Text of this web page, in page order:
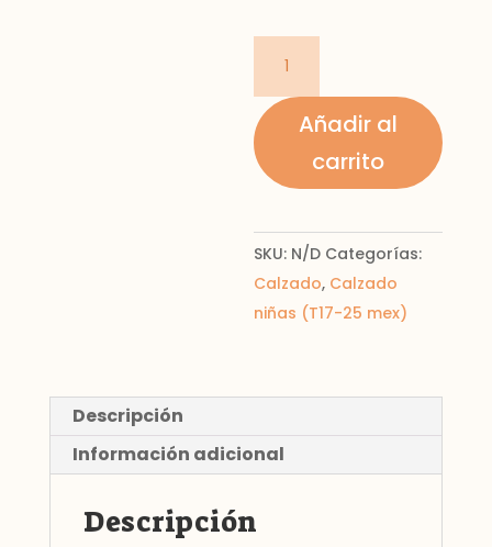
destalonada
cantidadAñadir al
carrito
SKU: N/D Categorías:
Calzado, Calzado
niñas (T17-25 mex)
Descripción
Información adicional
Descripción